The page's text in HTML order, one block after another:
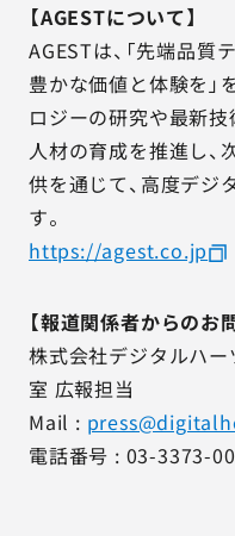
【AGESTについて】
AGESTは、「先端品質
豊かな価値と体験を」
ロジーの研究や最新
人材の育成を推進し、
供を通じて、高度デジ
す。
https://agest.co.jp
【報道関係者からのお
株式会社デジタルハ
室 広報担当
Mail :
電話番号 : 03-3373-